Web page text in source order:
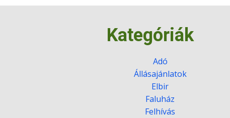
Kategóriák
Adó
Állásajánlatok
Elbir
Faluház
Felhívás